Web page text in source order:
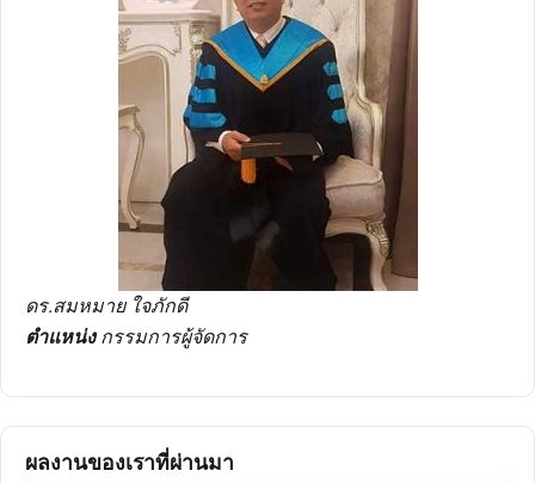
ดร.สมหมาย ใจภักดี
ตำแหน่ง กรรมการผู้จัดการ
ผลงานของเราที่ผ่านมา